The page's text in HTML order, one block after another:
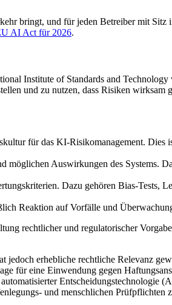
bringt, und für jeden Betreiber mit Sitz
AI Act für 2026.
Institute of Standards and
und zu nutzen, dass Risiken wirksam
für das KI-Risikomanagement. Dies
möglichen Auswirkungen des Systems.
Dazu gehören Bias-Tests,
Reaktion auf Vorfälle und
rechtlicher und regulatorischer
jedoch erhebliche rechtliche Relevanz
für eine Einwendung gegen
Entscheidungstechnologie
und menschlichen Prüfpflichten